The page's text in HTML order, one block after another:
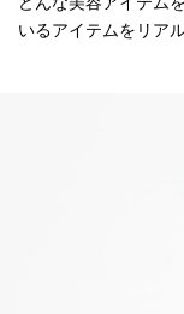
いるアイテムをリア